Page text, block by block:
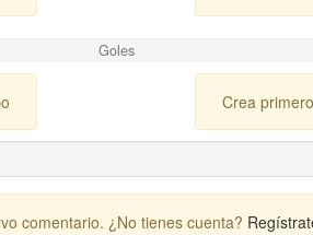
Goles
Crea
comentario. ¿No tienes cuenta?